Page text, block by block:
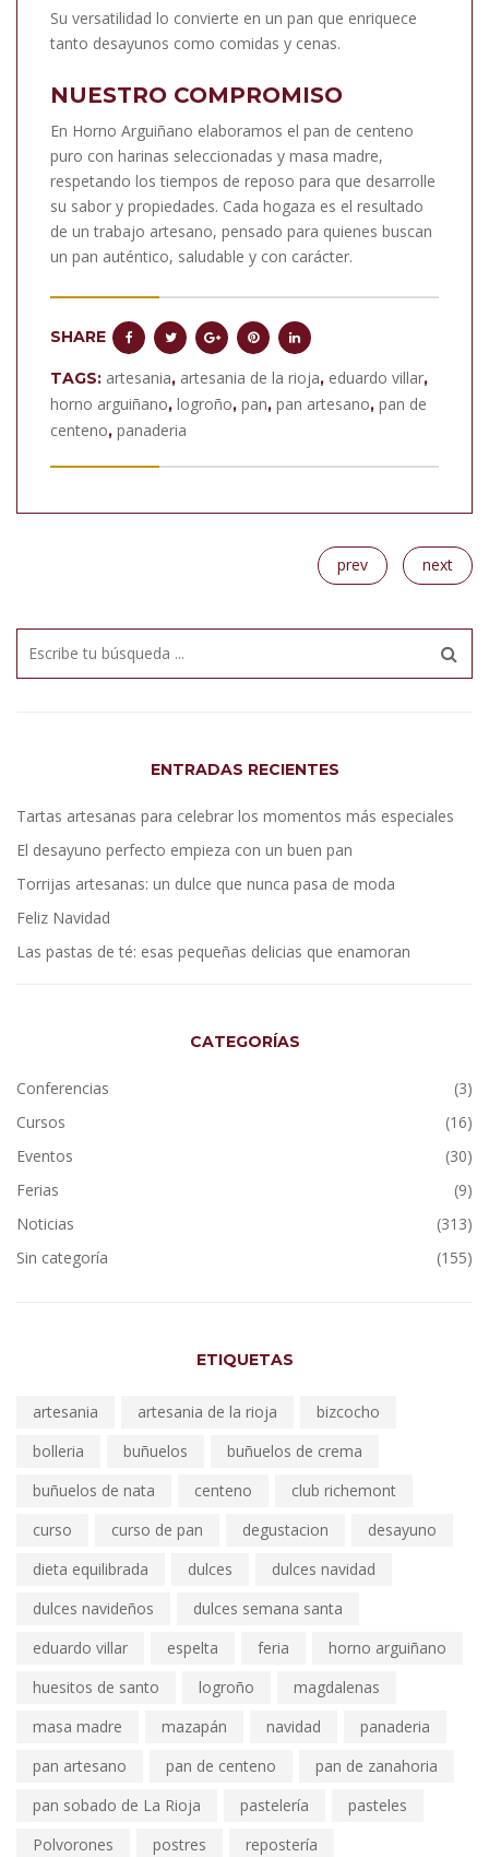
Su versatilidad lo convierte en un pan que enriquece
tanto desayunos como comidas y cenas.
NUESTRO COMPROMISO
En Horno Arguiñano elaboramos el pan de centeno
puro con harinas seleccionadas y masa madre,
respetando los tiempos de reposo para que desarrolle
su sabor y propiedades. Cada hogaza es el resultado
de un trabajo artesano, pensado para quienes buscan
un pan auténtico, saludable y con carácter.
SHARE
TAGS: artesania, artesania de la rioja, eduardo villar,
horno arguiñano, logroño, pan, pan artesano, pan de
centeno, panaderia
prev next
ENTRADAS RECIENTES
Tartas artesanas para celebrar los momentos más especiales
El desayuno perfecto empieza con un buen pan
Torrijas artesanas: un dulce que nunca pasa de moda
Feliz Navidad
Las pastas de té: esas pequeñas delicias que enamoran
CATEGORÍAS
Conferencias
(3)
Cursos
(16)
Eventos
(30)
Ferias
(9)
Noticias
(313)
Sin categoría
(155)
ETIQUETAS
artesania artesania de la rioja
bizcocho
bolleria
buñuelos
buñuelos de crema
buñuelos de nata
centeno
club richemont
curso
curso de pan degustacion
desayuno
dieta equilibrada
dulces
dulces navidad
dulces navideños
dulces semana santa
eduardo villar
espelta feria
horno arguiñano
huesitos de santo
logroño
magdalenas
masa madre
mazapán navidad
panaderia
pan artesano
pan de centeno
pan de zanahoria
pan sobado de La Rioja
pastelería
pasteles
Polvorones
postres
repostería